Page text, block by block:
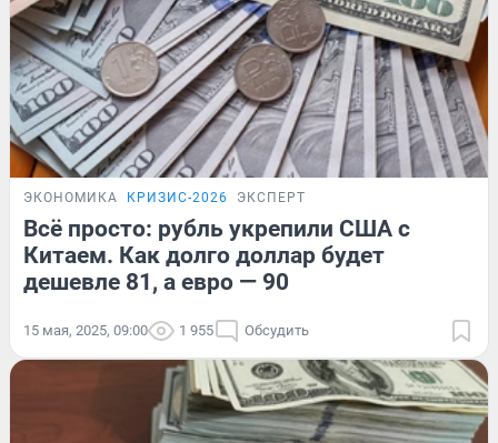
ЭКОНОМИКА КРИЗИС-2026 ЭКСПЕРТ
Всё просто: рубль укрепили США с
Китаем. Как долго доллар будет
дешевле 81, а евро — 90
15 мая, 2025, 09:00 1 955 Обсудить